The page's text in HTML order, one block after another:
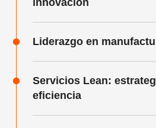
innovación
Liderazgo en
Servicios Lean:
eficiencia